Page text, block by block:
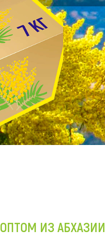
ОПТОМ ИЗ АБХАЗИИ